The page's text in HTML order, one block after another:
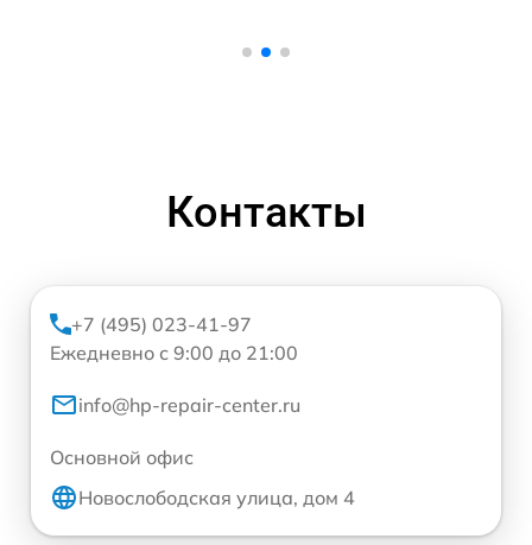
Контакты
+7 (495) 023-41-97
Ежедневно с 9:00 до 21:00
info@hp-repair-center.ru
Основной офис
Новослободская улица, дом 4